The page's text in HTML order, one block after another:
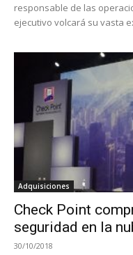
responsable de las
ejecutivo volcará su vasta
Adquisiciones
Check Point
seguridad en la
30/10/2018